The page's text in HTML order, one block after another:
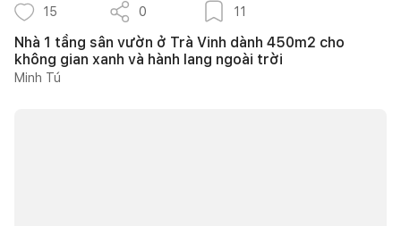
15 0 11
Nhà 1 tầng sân vườn ở Trà Vinh dành 450m2 cho
không gian xanh và hành lang ngoài trời
Minh Tú